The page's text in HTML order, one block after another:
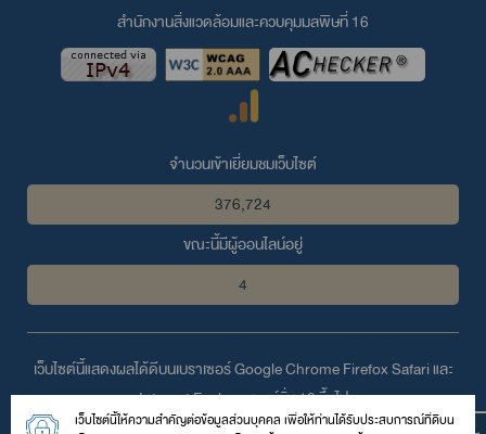
สำนักงานสิ่งแวดล้อมและควบคุมมลพิษที่ 16
จำนวนเข้าเยี่ยมชมเว็บไซต์
376,724
ขณะนี้มีผู้ออนไลน์อยู่
4
เว็บไซต์นี้แสดงผลได้ดีบนเบราเซอร์Google ChromeFirefoxSafariและ
Internet Explorerเวอร์ชั่น 10 ขึ้นไป
© 2559 สงวนลิขสิทธิ์ตามพระราชบัญญัติลิขสิทธิ์โดย สำนักงานสิ่ง
เว็บไซต์นี้ให้ความสำคัญต่อข้อมูลส่วนบุคคล เพื่อให้ท่านได้รับประสบการณ์ที่ดีบน